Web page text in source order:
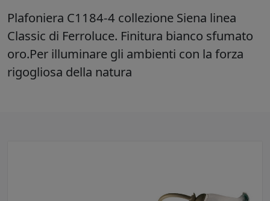
Plafoniera C1184-4 collezione Siena linea
Classic di Ferroluce. Finitura bianco sfumato
oro.Per illuminare gli ambienti con la forza
rigogliosa della natura